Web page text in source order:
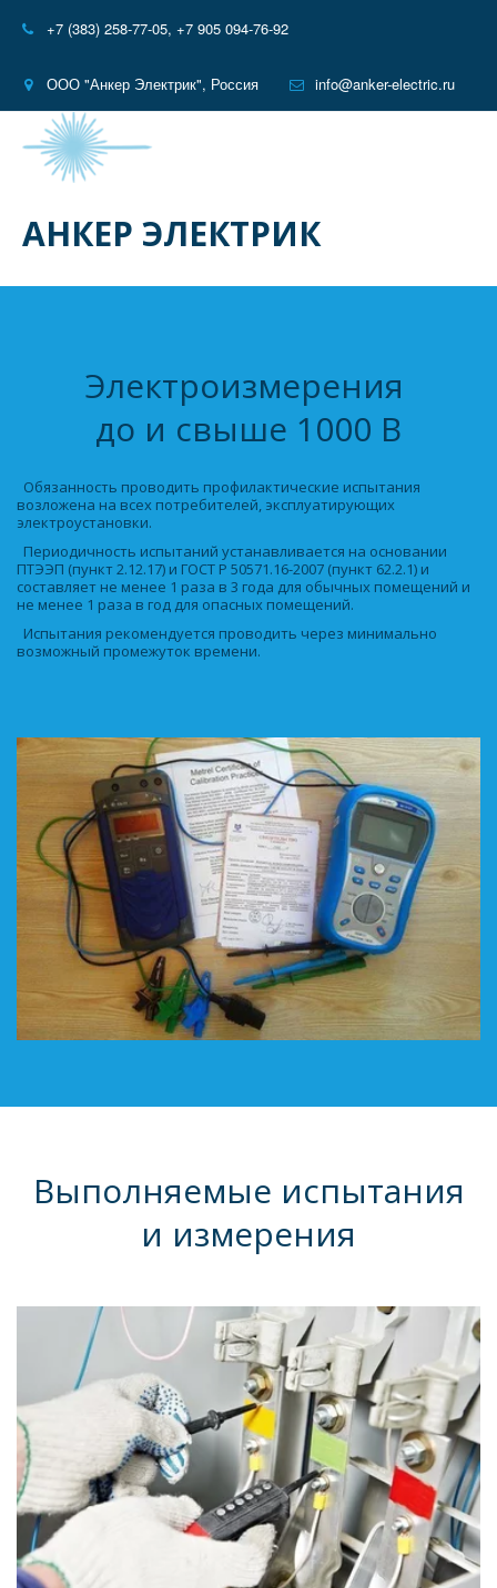
+7 (383) 258-77-05, +7 905 094-76-92
ООО "Анкер Электрик", Россия info@anker-electric.ru
АНКЕР ЭЛЕКТРИК
Электроизмерения
до и свыше 1000 В
возложена на всех потребителей, эксплуатирующих
электроустановки.
ПТЭЭП (пункт 2.12.17) и ГОСТ Р 50571.16-2007 (пункт 62.2.1) и
составляет не менее 1 раза в 3 года для обычных помещений и
не менее 1 раза в год для опасных помещений.
возможный промежуток времени.
Выполняемые испытания
и измерения